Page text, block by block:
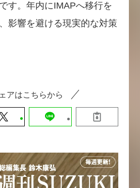
す。年内にIMAPへ移行を
影響を避ける現実的な対策
アはこちらから